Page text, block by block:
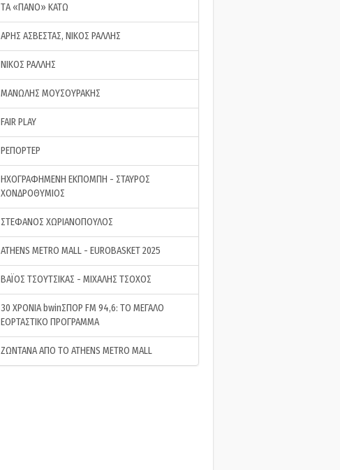
ΤA «ΠΑΝΟ» ΚΑΤΩ
ΑΡΗΣ ΑΣΒΕΣΤΑΣ, ΝΙΚΟΣ ΡΑΛΛΗΣ
ΝΙΚΟΣ ΡΑΛΛΗΣ
ΜΑΝΩΛΗΣ ΜΟΥΣΟΥΡΑΚΗΣ
FAIR PLAY
ΡΕΠΟΡΤΕΡ
ΗΧΟΓΡΑΦΗΜΕΝΗ ΕΚΠΟΜΠΗ - ΣΤΑΥΡΟΣ
ΧΟΝΔΡΟΘΥΜΙΟΣ
ΣΤΕΦΑΝΟΣ ΧΩΡΙΑΝΟΠΟΥΛΟΣ
ATHENS METRO MALL - EUROBASKET 2025
ΒΑΪΟΣ ΤΣΟΥΤΣΙΚΑΣ - ΜΙΧΑΛΗΣ ΤΣΟΧΟΣ
30 ΧΡΟΝΙΑ bwinΣΠΟΡ FM 94,6: ΤΟ ΜΕΓΑΛΟ
ΕΟΡΤΑΣΤΙΚΟ ΠΡΟΓΡΑΜΜΑ
ΖΩΝΤΑΝΑ ΑΠΟ ΤΟ ATHENS METRO MALL